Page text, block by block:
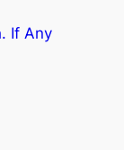
If Any